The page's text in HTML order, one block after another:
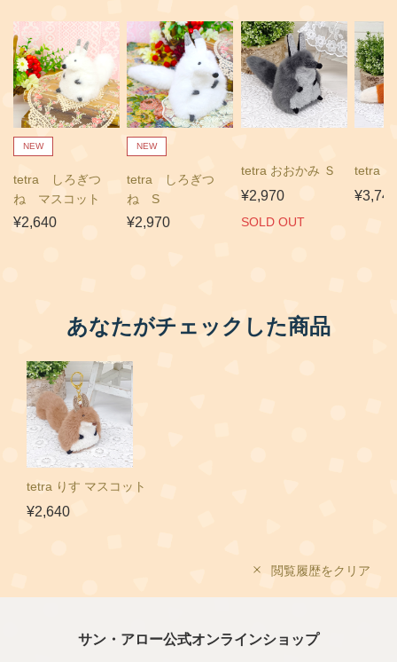
NEW
tetra しろぎつ
ね マスコット
¥2,640
NEW
tetra しろぎつ
ね S
¥2,970
tetra おおかみ Ｓ
¥2,970
SOLD OUT
tetra
あなたがチェックした商品
tetra りす マスコット
¥2,640
閲覧履歴をクリア
サン・アロー公式オンラインショップ